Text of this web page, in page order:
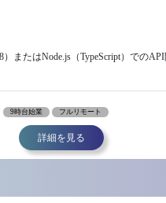
）またはNode.js（TypeScript）での
9時台始業 フルリモート
詳細を見る